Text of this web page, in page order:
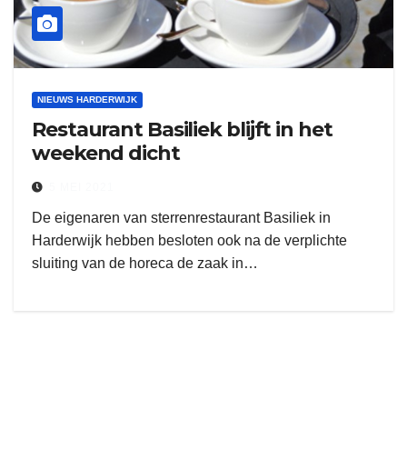
NIEUWS HARDERWIJK
Restaurant Basiliek blijft in het
weekend dicht
De eigenaren van sterrenrestaurant Basiliek in
Harderwijk hebben besloten ook na de verplichte
sluiting van de horeca de zaak in…